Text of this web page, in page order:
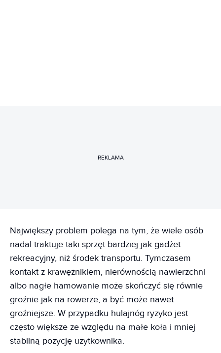
REKLAMA
Największy problem polega na tym, że wiele osób
nadal traktuje taki sprzęt bardziej jak gadżet
rekreacyjny, niż środek transportu. Tymczasem
kontakt z krawężnikiem, nierównością nawierzchni
albo nagłe hamowanie może skończyć się równie
groźnie jak na rowerze, a być może nawet
groźniejsze. W przypadku hulajnóg ryzyko jest
często większe ze względu na małe koła i mniej
stabilną pozycję użytkownika.